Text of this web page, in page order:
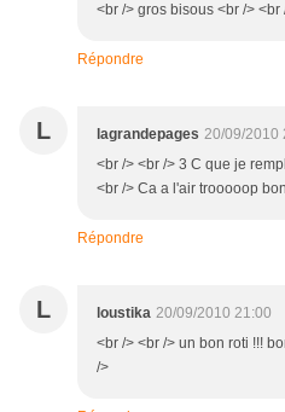
<br /> gros bisous <br /> <br
Répondre
L lagrandepages 20/09/2010
<br /> <br /> 3 C que je
<br /> Ca a l'air trooooop
Répondre
L loustika 20/09/2010 21:00
<br /> <br /> un bon roti !!!
/>